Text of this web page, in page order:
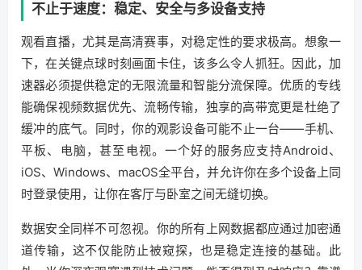
不止于速度：稳定、安全与多设备支持
观看直播，尤其是高清赛事，对稳定性的要求极高。想象一
下，在关键点球时刻画面卡住，该多么令人抓狂。因此，加
速器必须提供稳定的无限流量和智能分流保障。优质的专线
能确保视频数据优先、流畅传输，独享的高带宽更是杜绝了
缓冲的底气。同时，你的观影设备可能不止一台——手机、
平板、电脑，甚至电视。一个好的服务应支持Android、
iOS、Windows、macOS全平台，并允许你在多个设备上同
时登录使用，让你在客厅与卧室之间无缝切换。
数据安全同样不可忽视。你的所有上网数据都应通过加密通
道传输，这不仅能防止被窥探，也是稳定连接的基础。此